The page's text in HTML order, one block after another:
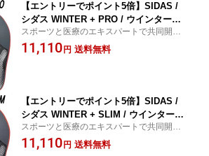
【エントリーでポイント5倍】SIDAS /
シダス WINTER + PRO / ウインタープ
ラスプロ インソール スノーボード 衝撃
吸収 バランス向上 疲労軽減 メール便対
スポーツと医療のエキスパートで共同開発
されたインソール!! SIDAS / WINTER + PRO
日本正規品
11,110 円 送料無料
【エントリーでポイント5倍】SIDAS /
シダス WINTER + SLIM / ウインタープ
ラススリム インソール スノーボード 衝
撃吸収 バランス向上 疲労軽減 メール便
スポーツと医療のエキスパートで共同開発
されたインソール!! SIDAS / WINTER + SLI
M 日本正規品
11,110 円 送料無料